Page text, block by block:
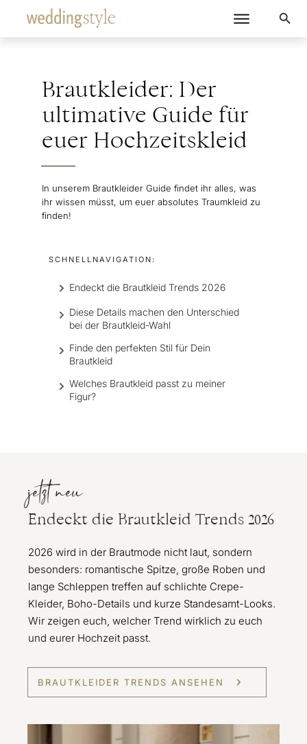
Brautkleider: Der
ultimative Guide für
euer Hochzeitskleid
In unserem Brautkleider Guide findet ihr alles, was
ihr wissen müsst, um euer absolutes Traumkleid zu
finden!
SCHNELLNAVIGATION:
Endeckt die Brautkleid Trends 2026
Diese Details machen den Unterschied
bei der Brautkleid-Wahl
Finde den perfekten Stil für Dein
Brautkleid
Welches Brautkleid passt zu meiner
Figur?
jetzt neu
Endeckt die Brautkleid Trends 2026
2026 wird in der Brautmode nicht laut, sondern
besonders: romantische Spitze, große Roben und
lange Schleppen treffen auf schlichte Crepe-
Kleider, Boho-Details und kurze Standesamt-Looks.
Wir zeigen euch, welcher Trend wirklich zu euch
und eurer Hochzeit passt.
BRAUTKLEIDER TRENDS ANSEHEN